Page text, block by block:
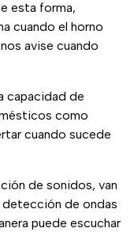
esta forma,
cuando el horno
avise cuando
capacidad de
como
cuando sucede
de sonidos, van
detección de ondas
puede escuchar